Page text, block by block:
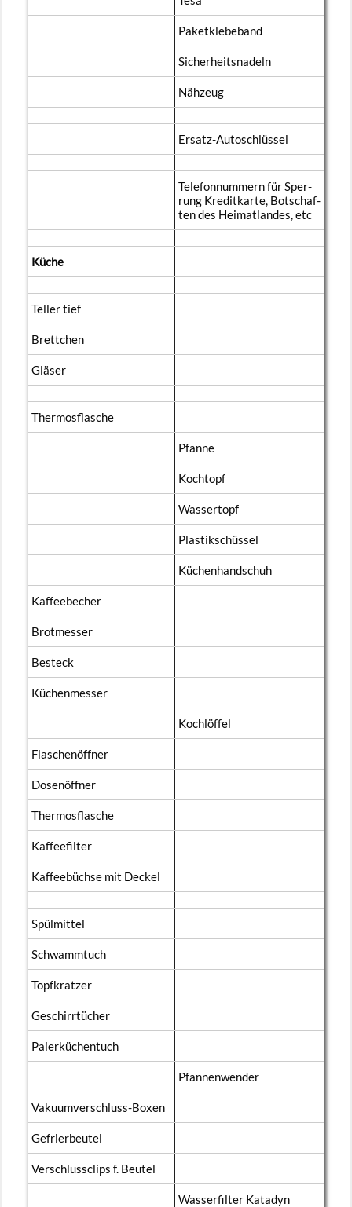
Pa­ket­kle­be­band
Si­cher­heits­na­deln
Näh­zeug
Er­satz-Au­to­schlüs­sel
Te­le­fon­num­mern für Sper­
rung Kre­dit­kar­te, Bot­schaf­
ten des Hei­mat­lan­des, etc
Küche
Tel­ler tief
Brett­chen
Glä­ser
Ther­mos­fla­sche
Pfan­ne
Koch­topf
Was­ser­topf
Plas­tik­schüs­sel
Kü­chen­hand­schuh
Kaf­fee­be­cher
Brot­mes­ser
Be­steck
Kü­chen­mes­ser
Koch­löf­fel
Fla­schen­öff­ner
Do­sen­öff­ner
Ther­mos­fla­sche
Kaf­fee­fil­ter
Kaf­fee­büch­se mit De­ckel
Spül­mit­tel
Schwamm­tuch
Topf­krat­zer
Ge­schirr­tü­cher
Pai­er­kü­chen­tuch
Pfan­nen­wen­der
Va­ku­um­ver­schluss-Bo­xen
Ge­frier­beu­tel
Ver­schluss­clips f. Beu­tel
Was­ser­fil­ter Ka­ta­dyn